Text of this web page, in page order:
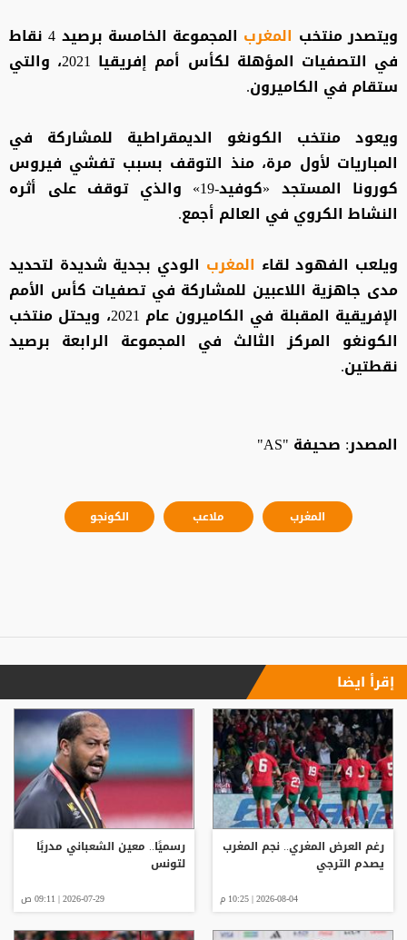
ويتصدر منتخب المغرب
المجموعة الخامسة برصيد 4 نقاط
في التصفيات المؤهلة لكأس أمم إفريقيا 2021، والتي
ستقام في الكاميرون.
ويعود منتخب الكونغو الديمقراطية للمشاركة في
المباريات لأول مرة، منذ التوقف بسبب تفشي فيروس
كورونا المستجد «كوفيد-19» والذي توقف على أثره
النشاط الكروي في العالم أجمع.
ويلعب الفهود لقاء المغرب الودي بجدية شديدة لتحديد
مدى جاهزية اللاعبين للمشاركة في تصفيات كأس الأمم
الإفريقية المقبلة في الكاميرون عام 2021، ويحتل منتخب
الكونغو المركز الثالث في المجموعة الرابعة برصيد
نقطتين.
المصدر: صحيفة "AS"
المغرب ملاعب الكونجو
إقرأ ايضا
رغم العرض المغري.. نجم المغرب
يصدم الترجي
2026-08-04 | 10:25 م
رسميًا.. معين الشعباني مدربًا
لتونس
2026-07-29 | 09:11 ص